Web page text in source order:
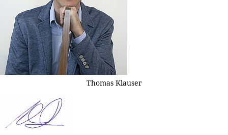
Thomas Klauser